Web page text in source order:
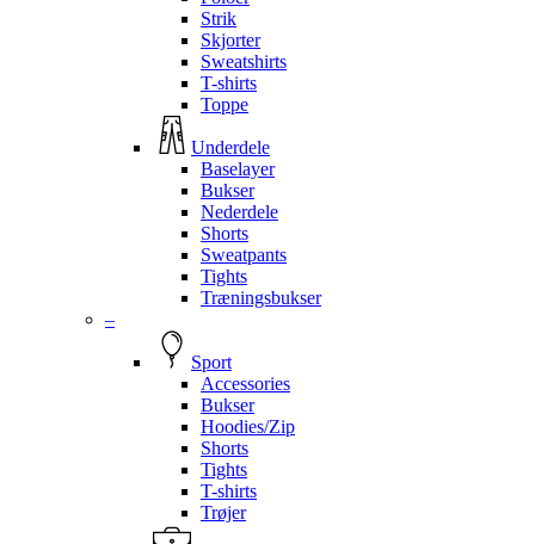
Strik
Skjorter
Sweatshirts
T-shirts
Toppe
Underdele
Baselayer
Bukser
Nederdele
Shorts
Sweatpants
Tights
Træningsbukser
–
Sport
Accessories
Bukser
Hoodies/Zip
Shorts
Tights
T-shirts
Trøjer